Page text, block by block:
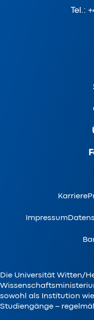
Tel.:
Karriere
Impressum
Die Universität Witten/
sowohl als Institution
Studiengänge –